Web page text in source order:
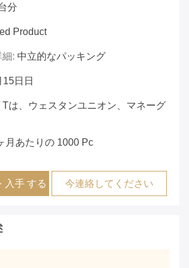
分
Product
: 中立的なパッキング
15日日
Tは、ウェスタンユニオン、マネーグ
月あたりの 1000 Pc
入手 する 今連絡してください